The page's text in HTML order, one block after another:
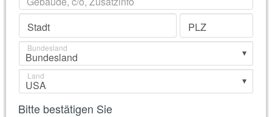
Stadt PLZ
Bundesland
Land
Bitte bestätigen Sie